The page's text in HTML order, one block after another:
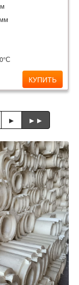
КУПИТЬ
► ►►